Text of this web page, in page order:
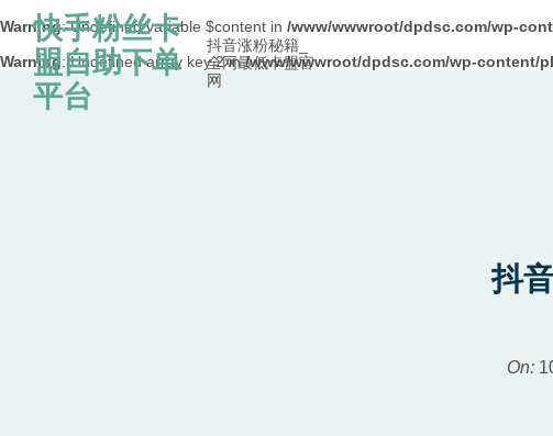
Warning: Undefined variable $content in /www/wwwroot/dpdsc.com/wp-
Warning: Undefined array key 2 in/www/wwwroot/dpdsc.com/wp-content/
Skip to content
快手粉丝卡
盟自助下单
平台
抖音涨粉秘籍_
全网最低卡盟官
网
抖
On: